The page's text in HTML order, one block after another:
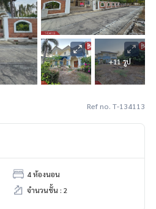
+11 รูป
Ref no. T-134113
4 ห้องนอน
จำนวนชั้น : 2